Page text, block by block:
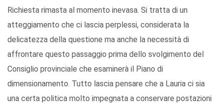
Richiesta rimasta al momento inevasa. Si tratta di un
atteggiamento che ci lascia perplessi, considerata la
delicatezza della questione ma anche la necessità di
affrontare questo passaggio prima dello svolgimento del
Consiglio provinciale che esaminerà il Piano di
dimensionamento. Tutto lascia pensare che a Lauria ci sia
una certa politica molto impegnata a conservare postazioni